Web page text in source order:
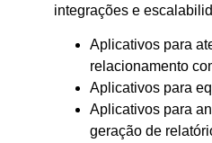
integrações e
Aplicativos para
relacionamento
Aplicativos para
Aplicativos para
geração de